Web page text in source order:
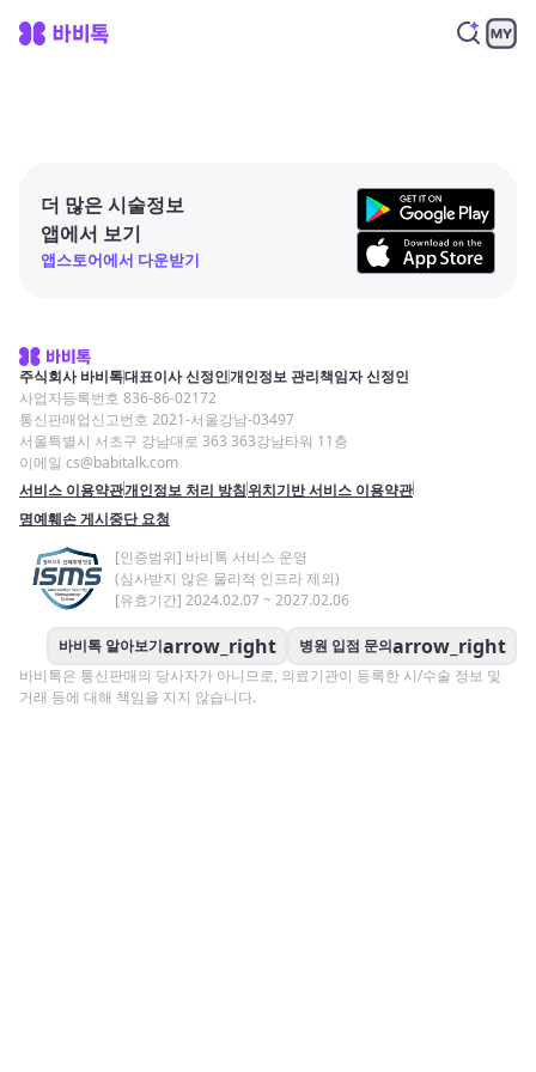
더 많은 시술정보
앱에서 보기
앱스토어에서 다운받기
주식회사 바비톡대표이사 신정인개인정보 관리책임자 신정인
사업자등록번호 836-86-02172
통신판매업신고번호 2021-서울강남-03497
서울특별시 서초구 강남대로 363 363강남타워 11층
이메일 cs@babitalk.com
서비스 이용약관개인정보 처리 방침위치기반 서비스 이용약관
명예훼손 게시중단 요청
[인증범위] 바비톡 서비스 운영
(심사받지 않은 물리적 인프라 제외)
[유효기간] 2024.02.07 ~ 2027.02.06
바비톡 알아보기arrow_right 병원 입점 문의arrow_right
바비톡은 통신판매의 당사자가 아니므로, 의료기관이 등록한 시/수술 정보 및
거래 등에 대해 책임을 지지 않습니다.